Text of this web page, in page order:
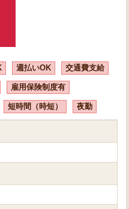
週払いOK 交通費支給
雇用保険制度有
短時間（時短） 夜勤